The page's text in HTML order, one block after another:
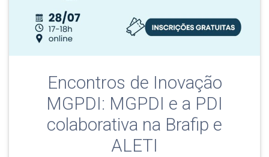
Encontros de Inovação
MGPDI: MGPDI e a PDI
colaborativa na Brafip e
ALETI